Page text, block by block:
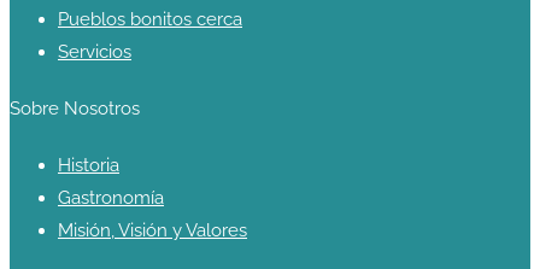
Pueblos bonitos cerca
Servicios
Sobre Nosotros
Historia
Gastronomía
Misión, Visión y Valores